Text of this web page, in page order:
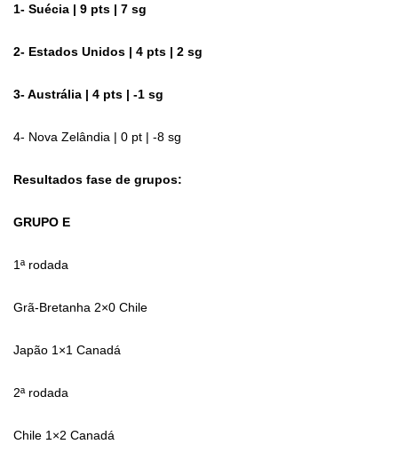
1- Suécia | 9 pts | 7 sg
2- Estados Unidos | 4 pts | 2 sg
3- Austrália | 4 pts | -1 sg
4- Nova Zelândia | 0 pt | -8 sg
Resultados fase de grupos:
GRUPO E
1ª rodada
Grã-Bretanha 2×0 Chile
Japão 1×1 Canadá
2ª rodada
Chile 1×2 Canadá